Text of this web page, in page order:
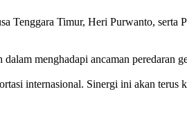
Tenggara Timur, Heri Purwanto, serta
menghadapi ancaman peredaran
internasional. Sinergi ini akan terus